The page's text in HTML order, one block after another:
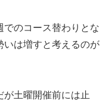
のコース替わりとな
いは増すと考えるのが
が土曜開催前には止